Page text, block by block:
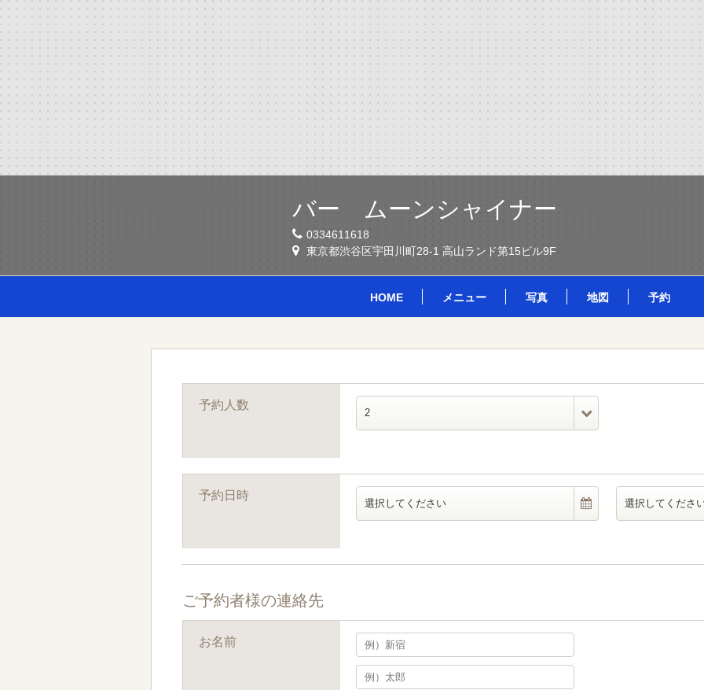
バー ムーンシャイナー
0334611618
東京都渋谷区宇田川町28-1 高山ランド第15ビル9F
HOME メニュー 写真 地図 予約
予約人数
2
予約日時
選択してください 選択してくださ
ご予約者様の連絡先
お名前